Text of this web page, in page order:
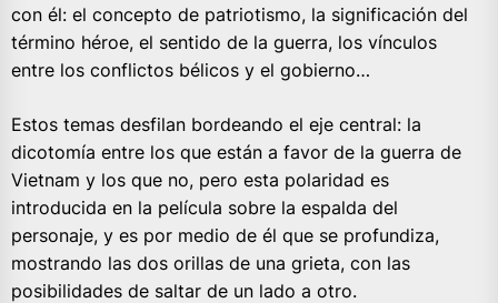
con él: el concepto de patriotismo, la significación del
término héroe, el sentido de la guerra, los vínculos
entre los conflictos bélicos y el gobierno…
Estos temas desfilan bordeando el eje central: la
dicotomía entre los que están a favor de la guerra de
Vietnam y los que no, pero esta polaridad es
introducida en la película sobre la espalda del
personaje, y es por medio de él que se profundiza,
mostrando las dos orillas de una grieta, con las
posibilidades de saltar de un lado a otro.